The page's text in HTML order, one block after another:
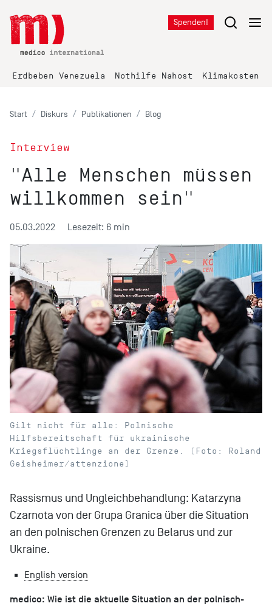
Spenden!
Erdbeben Venezuela Nothilfe Nahost Klimakosten
Start Diskurs Publikationen Blog
Interview
"Alle Menschen müssen
willkommen sein"
05.03.2022 Lesezeit: 6 min
Gilt nicht für alle: Polnische
Hilfsbereitschaft für ukrainische
Kriegsflüchtlinge an der Grenze. (Foto: Roland
Geisheimer/attenzione)
Rassismus und Ungleichbehandlung: Katarzyna
Czarnota von der Grupa Granica über die Situation
an den polnischen Grenzen zu Belarus und zur
Ukraine.
English version
medico: Wie ist die aktuelle Situation an der polnisch-